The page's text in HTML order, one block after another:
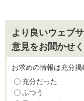
より良いウェブ
意見をお聞かせ
お求めの情報は充分
充分だった
ふつう